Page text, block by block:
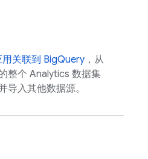
关联到 BigQuery ，从
整个 Analytics 数据集
导入其他数据源。